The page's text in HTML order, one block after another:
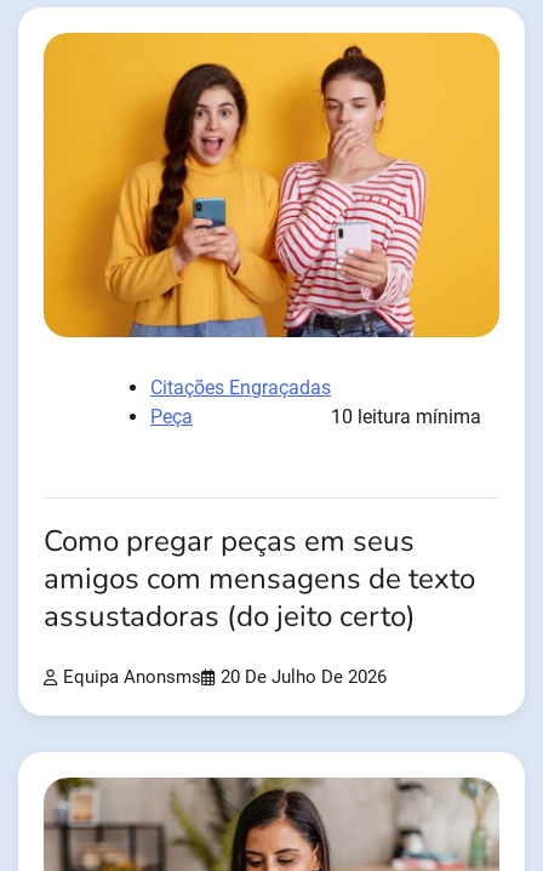
Citações Engraçadas
Peça
10 leitura mínima
Como pregar peças em seus
amigos com mensagens de texto
assustadoras (do jeito certo)
Equipa Anonsms 20 De Julho De 2026